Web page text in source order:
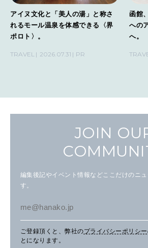
アイヌ文化と「美人の湯」と称さ
れるモール温泉を体感できる〈界
ポロト〉。
TRAVEL 2026.07.31 PR
函館
への
へ。
JOIN
編集後記やイベント情報などここだけのニ
す。
ご登録頂くと、弊社のプライバシーポリシー
とになります。